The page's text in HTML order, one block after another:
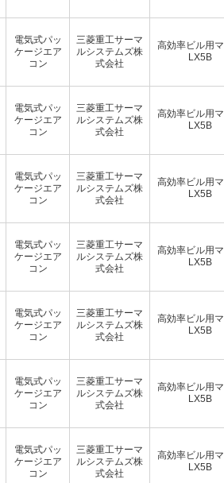
電気式パッ
ケージエア
コン
三菱重工サーマ
ルシステムズ株
式会社
高効率ビル用
LX5B
電気式パッ
ケージエア
コン
三菱重工サーマ
ルシステムズ株
式会社
高効率ビル用
LX5B
電気式パッ
ケージエア
コン
三菱重工サーマ
ルシステムズ株
式会社
高効率ビル用
LX5B
電気式パッ
ケージエア
コン
三菱重工サーマ
ルシステムズ株
式会社
高効率ビル用
LX5B
電気式パッ
ケージエア
コン
三菱重工サーマ
ルシステムズ株
式会社
高効率ビル用
LX5B
電気式パッ
ケージエア
コン
三菱重工サーマ
ルシステムズ株
式会社
高効率ビル用
LX5B
電気式パッ
ケージエア
コン
三菱重工サーマ
ルシステムズ株
式会社
高効率ビル用
LX5B